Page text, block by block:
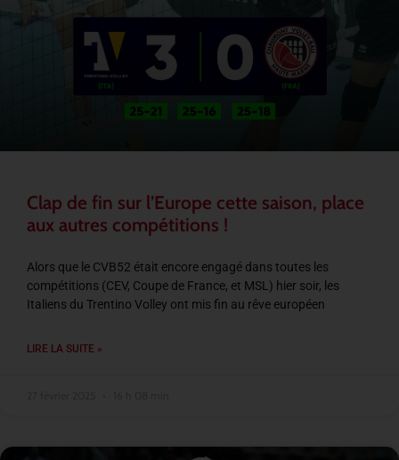
Clap de fin sur l’Europe cette saison, place
aux autres compétitions !
Alors que le CVB52 était encore engagé dans toutes les
compétitions (CEV, Coupe de France, et MSL) hier soir, les
Italiens du Trentino Volley ont mis fin au rêve européen
LIRE LA SUITE »